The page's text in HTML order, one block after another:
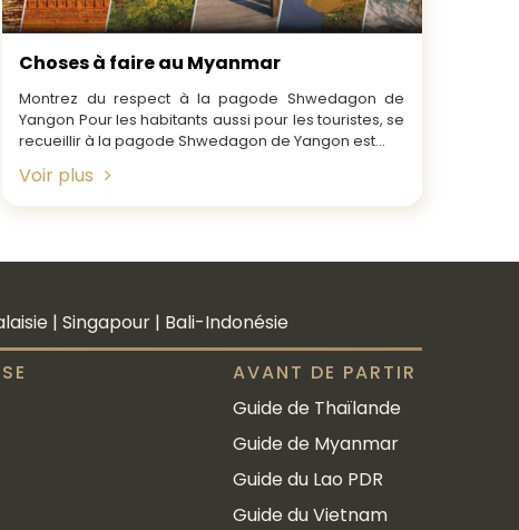
Choses à faire au Myanmar
Montrez du respect à la pagode Shwedagon de
Yangon Pour les habitants aussi pour les touristes, se
recueillir à la pagode Shwedagon de Yangon est...
Voir plus
| Singapour | Bali-Indonésie
AVANT DE PARTIR
Guide de Thaïlande
Guide de Myanmar
Guide du Lao PDR
Guide du Vietnam